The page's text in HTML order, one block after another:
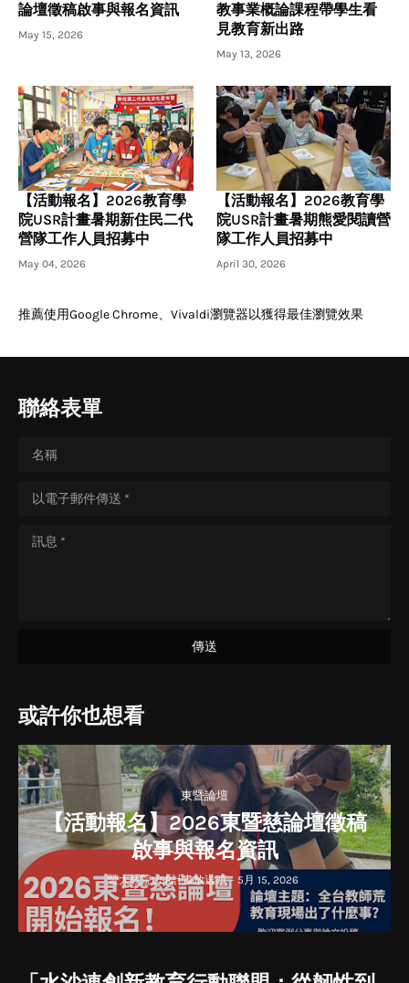
論壇徵稿啟事與報名資訊
May 15, 2026
教事業概論課程帶學生看
見教育新出路
May 13, 2026
【活動報名】2026教育學
院USR計畫暑期新住民二代
營隊工作人員招募中
May 04, 2026
【活動報名】2026教育學
院USR計畫暑期熊愛閱讀營
隊工作人員招募中
April 30, 2026
推薦使用Google Chrome、Vivaldi瀏覽器以獲得最佳瀏覽效果
聯絡表單
或許你也想看
東暨論壇
【活動報名】2026東暨慈論壇徵稿
啟事與報名資訊
暨大教院USR計畫放送頭 - 5月 15, 2026